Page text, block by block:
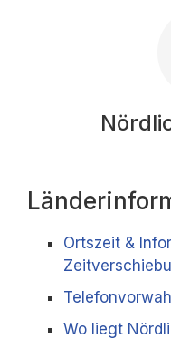
Ortszeit &
Wo liegt